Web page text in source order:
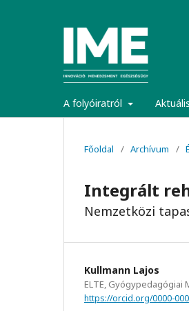
A folyóiratról Aktuális
Főoldal / Archívum /
Integrált
Nemzetközi
Kullmann Lajos
ELTE,
https://orcid.org/0000-